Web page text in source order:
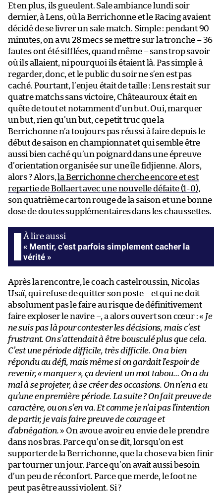
Et en plus, ils gueulent. Sale ambiance lundi soir
dernier, à Lens, où la Berrichonne et le Racing avaient
décidé de se livrer un sale match. Simple : pendant 90
minutes, on a vu 28 mecs se mettre sur la tronche – 36
fautes ont été sifflées, quand même – sans trop savoir
où ils allaient, ni pourquoi ils étaient là. Pas simple à
regarder, donc, et le public du soir ne s’en est pas
caché. Pourtant, l’enjeu était de taille : Lens restait sur
quatre matchs sans victoire, Châteauroux était en
quête de tout et notamment d’un but. Oui, marquer
un but, rien qu’un but, ce petit truc que la
Berrichonne n’a toujours pas réussi à faire depuis le
début de saison en championnat et qui semble être
aussi bien caché qu’un poignard dans une épreuve
d’orientation organisée sur une île fidjienne. Alors,
alors ? Alors, la Berrichonne cherche encore et est
repartie de Bollaert avec une nouvelle défaite (1-0),
son quatrième carton rouge de la saison et une bonne
dose de doutes supplémentaires dans les chaussettes.
« Mentir, c’est parfois simplement cacher la
vérité »
Après la rencontre, le coach castelroussin, Nicolas
Usaï, qui refuse de quitter son poste – et qui ne doit
absolument pas le faire au risque de définitivement
faire exploser le navire –, a alors ouvert son cœur : « Je
ne suis pas là pour contester les décisions, mais c’est
frustrant. On s’attendait à être bousculé plus que cela.
C’est une période difficile, très difficile. On a bien
répondu au défi, mais même si on gardait l’espoir de
revenir, « marquer », ça devient un mot tabou… On a du
mal à se projeter, à se créer des occasions. On n’en a eu
qu’une en première période. La suite ? On fait preuve de
caractère, ou on s’en va. Et comme je n’ai pas l’intention
de partir, je vais faire preuve de courage et
d’abnégation. » On avoue avoir eu envie de le prendre
dans nos bras. Parce qu’on se dit, lorsqu’on est
supporter de la Berrichonne, que la chose va bien finir
par tourner un jour. Parce qu’on avait aussi besoin
d’un peu de réconfort. Parce que merde, le foot ne
peut pas être aussi violent. Si ?